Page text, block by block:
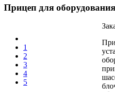
Прицеп для
1
2
3
4
5